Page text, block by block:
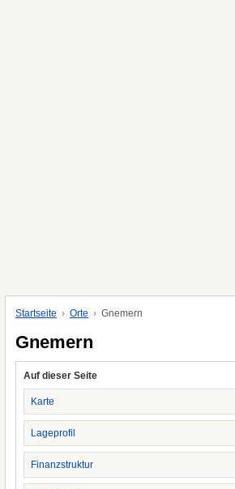
Startseite Orte Gnemern
Gnemern
Auf dieser Seite
Karte
Lageprofil
Finanzstruktur